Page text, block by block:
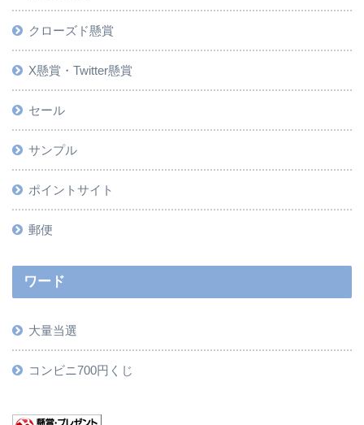
クローズド懸賞
X懸賞・Twitter懸賞
セール
サンプル
ポイントサイト
郵便
ワード
大量当選
コンビニ700円くじ